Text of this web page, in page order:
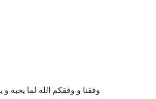
وفقنا و وفقكم الله لما يحبه و